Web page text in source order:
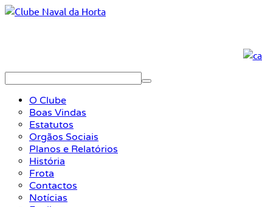
O Clube
Boas Vindas
Estatutos
Orgãos Sociais
Planos e Relatórios
História
Frota
Contactos
Notícias